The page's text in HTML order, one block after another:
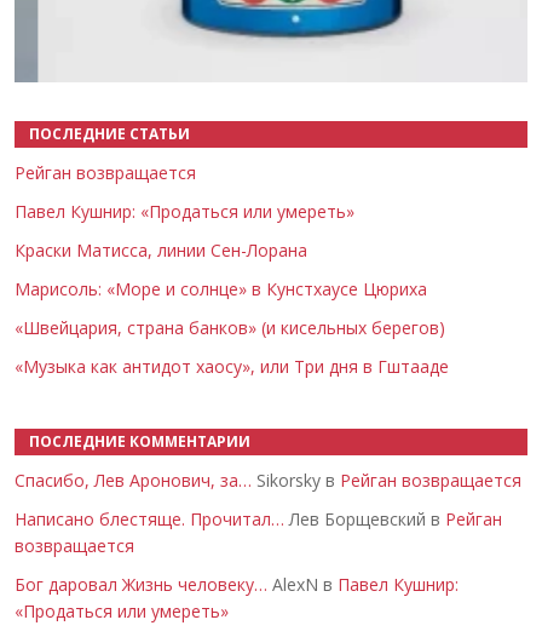
ПОСЛЕДНИЕ СТАТЬИ
Рейган возвращается
Павел Кушнир: «Продаться или умереть»
Краски Матисса, линии Сен-Лорана
Марисоль: «Море и солнце» в Кунстхаусе Цюриха
«Швейцария, страна банков» (и кисельных берегов)
«Музыка как антидот хаосу», или Три дня в Гштааде
ПОСЛЕДНИЕ КОММЕНТАРИИ
Спасибо, Лев Аронович, за… Sikorsky в Рейган возвращается
Написано блестяще. Прочитал… Лев Борщевский в Рейган
возвращается
Бог даровал Жизнь человеку… AlexN в Павел Кушнир:
«Продаться или умереть»